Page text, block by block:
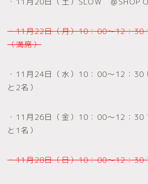
・11月22日（月）10：00～12：30
（満席）
・11月24日（水）10：00～12：30
と2名）
・11月26日（金）10：00～12：30
と1名）
・11月28日（日）10：00～12：30